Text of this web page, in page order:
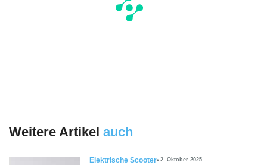
Weitere Artikel auch
Elektrische Scooter 2. Oktober 2025